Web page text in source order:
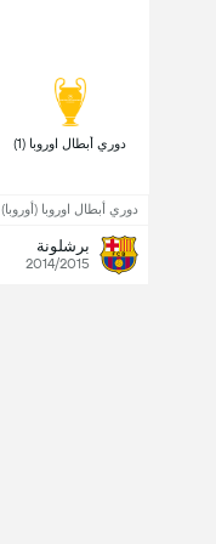
دوري أبطال اوروبا (1)
دوري أبطال اوروبا (أوروبا)
برشلونة
2014/2015